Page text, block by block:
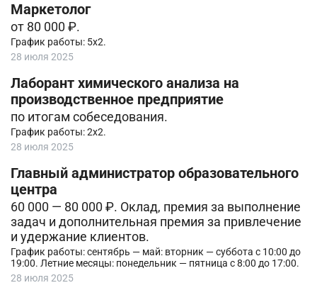
Маркетолог
от 80 000 ₽.
График работы: 5х2.
28 июля 2025
Лаборант химического анализа на
производственное предприятие
по итогам собеседования.
График работы: 2х2.
28 июля 2025
Главный администратор образовательного
центра
60 000 — 80 000 ₽. Оклад, премия за выполнение
задач и дополнительная премия за привлечение
и удержание клиентов.
График работы: сентябрь — май: вторник — суббота с 10:00 до
19:00. Летние месяцы: понедельник — пятница с 8:00 до 17:00.
28 июля 2025